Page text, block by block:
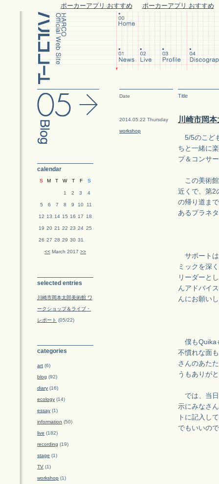
ポーカーアプリ おすすめ ポーカーアプリ おすすめ
Date Title
2014.05.22 Thursday
workshop
川崎市岡
5/5のこど
ちと一緒に
プ＆コンサ
この美術館
近くで、第2
の帰り道ま
あるプラネ
サポートは
ミックを深
リーダーと
んアドバイ
んにお願い
僕もQuika
不慣れな面
さんのあた
うもありが
では、当日
示にみなさ
トに記入し
でもいいの
calendar
S M T W T F S
1 2 3 4
5 6 7 8 9 10 11
12 13 14 15 16 17 18
19 20 21 22 23 24 25
26 27 28 29 30 31
<< March 2017 >>
selected entries
川崎市岡本太郎美術館 ワ
ークショップ＆ライブ・
レポート (05/22)
categories
art (6)
blog (92)
diary (16)
ecology (14)
essay (1)
information (50)
live (182)
recording (19)
stage (1)
TV (1)
workshop (1)